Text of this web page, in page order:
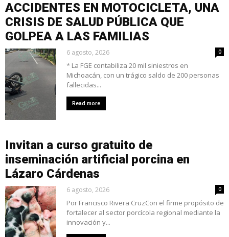
ACCIDENTES EN MOTOCICLETA, UNA
CRISIS DE SALUD PÚBLICA QUE
GOLPEA A LAS FAMILIAS
6 agosto, 2026 0
* La FGE contabiliza 20 mil siniestros en
Michoacán, con un trágico saldo de 200 personas
fallecidas...
Read more
Invitan a curso gratuito de
inseminación artificial porcina en
Lázaro Cárdenas
6 agosto, 2026 0
Por Francisco Rivera CruzCon el firme propósito de
fortalecer al sector porcícola regional mediante la
innovación y...